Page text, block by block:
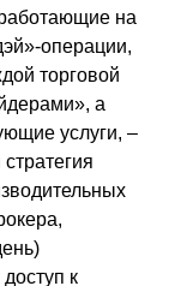
на
операции,
торговой
а
услуги, –
к